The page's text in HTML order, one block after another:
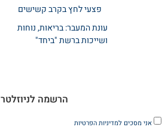
פצעי לחץ בקרב קשישים
עונת המעבר: בריאות, נוחות
ושייכות ברשת "ביחד"
הרשמה לניוזלטר
אני מסכים למדיניות הפרטיות